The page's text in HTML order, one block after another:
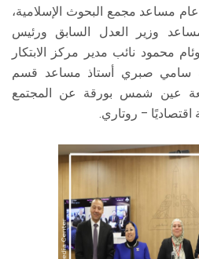
عام مساعد مجمع البحوث الإسلامية،
وزير العدل السابق ورئيس
محمود نائب مدير مركز الابتكار
سامي صبري أستاذ مساعد قسم
عين شمس بورقة عن المجتمع
اقتصاديًا – روتاري.